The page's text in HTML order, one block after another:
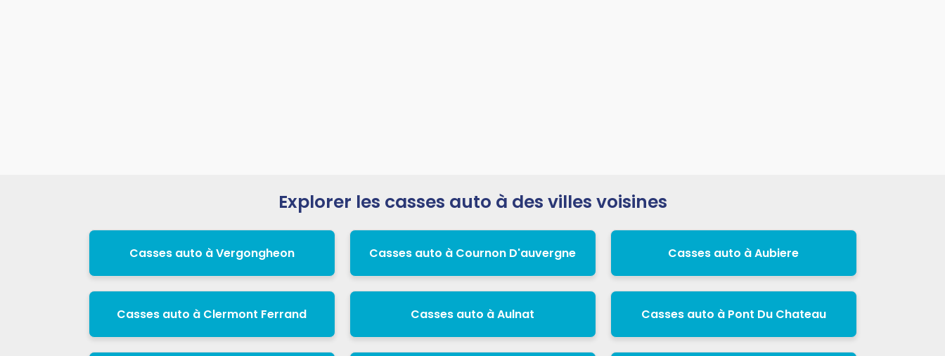
Explorer les casses auto à des villes voisines
Casses auto à Vergongheon Casses auto à Cournon D'auvergne Casses auto à Aubiere
Casses auto à Clermont Ferrand Casses auto à Aulnat Casses auto à Pont Du Chateau